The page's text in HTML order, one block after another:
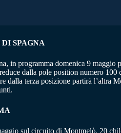
SPAGNA
in programma domenica 9
dalla pole position numero
dalla terza posizione partirà l’altra
sul circuito di Montmelò, 20